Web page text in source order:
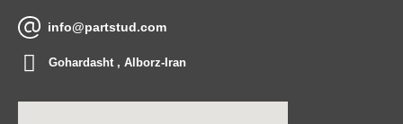
info@partstud.com
Gohardasht , Alborz-Iran